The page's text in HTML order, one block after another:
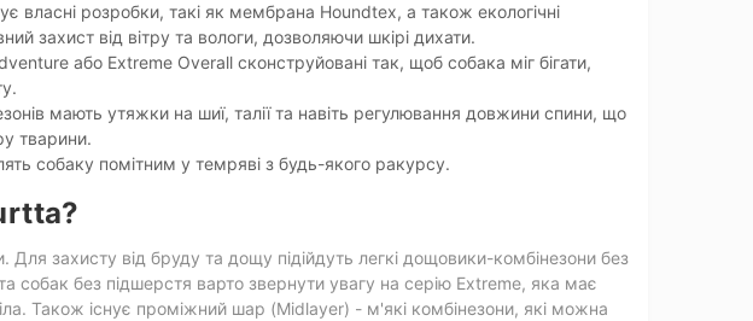
власні розробки, такі як мембрана Houndtex, а також екологічні
захист від вітру та вологи, дозволяючи шкірі дихати.
або Extreme Overall сконструйовані так, щоб собака міг бігати,
мають утяжки на шиї, талії та навіть регулювання довжини спини, що
тварини.
собаку помітним у темряві з будь-якого ракурсу.
Для захисту від бруду та дощу підійдуть легкі дощовики-комбінезони без
без підшерстя варто звернути увагу на серію Extreme, яка має
Також існує проміжний шар (Midlayer) - м'які комбінезони, які можна